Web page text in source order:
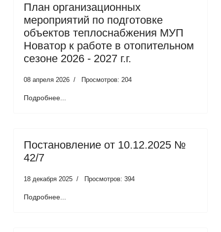
План организационных
мероприятий по подготовке
объектов теплоснабжения МУП
Новатор к работе в отопительном
сезоне 2026 - 2027 г.г.
08 апреля 2026 Просмотров: 204
Подробнее...
Постановление от 10.12.2025 №
42/7
18 декабря 2025 Просмотров: 394
Подробнее...